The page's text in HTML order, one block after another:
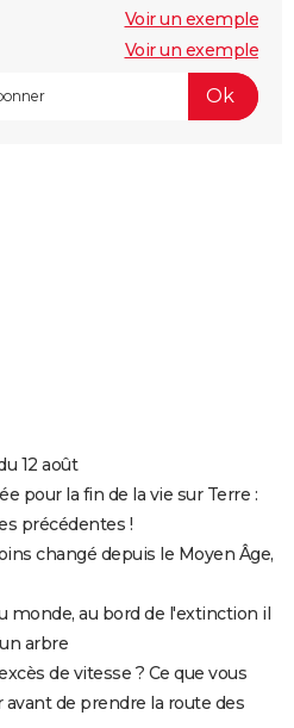
Voir un exemple
Voir un exemple
12 août
pour la fin de la vie sur Terre :
précédentes !
changé depuis le Moyen Âge,
monde, au bord de l'extinction il
arbre
de vitesse ? Ce que vous
de prendre la route des